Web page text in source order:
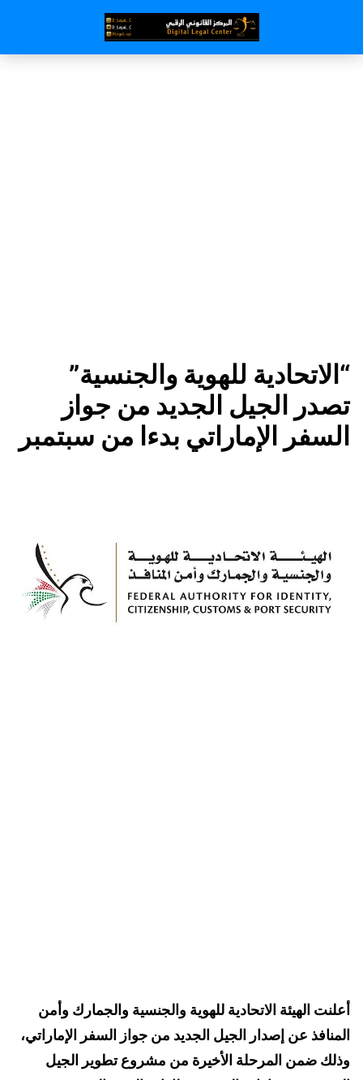
“الاتحادية للهوية والجنسية”
تصدر الجيل الجديد من جواز
السفر الإماراتي بدءا من سبتمبر
أعلنت الهيئة الاتحادية للهوية والجنسية والجمارك وأمن
المنافذ عن إصدار الجيل الجديد من جواز السفر الإماراتي،
وذلك ضمن المرحلة الأخيرة من مشروع تطوير الجيل